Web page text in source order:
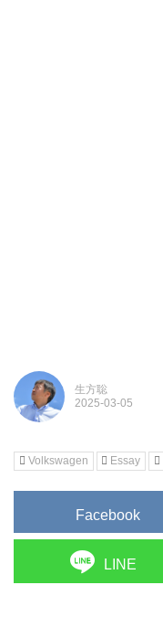
生方聡
Volkswagen Essay
Facebook
LINE